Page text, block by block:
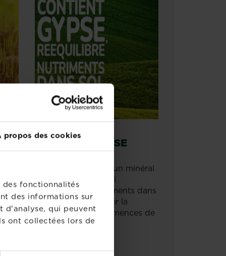
propos des cookies
fonctionnalités
des informations sur
d'analyse, qui peuvent
ont collectées lors de
de
CONTIENT GYPSE
Contient du gypse, un minéral
riche en calcium, qui
rééquilibre les nutriments dans
le sol afin de stimuler la
germiniation des semences de
gazon.